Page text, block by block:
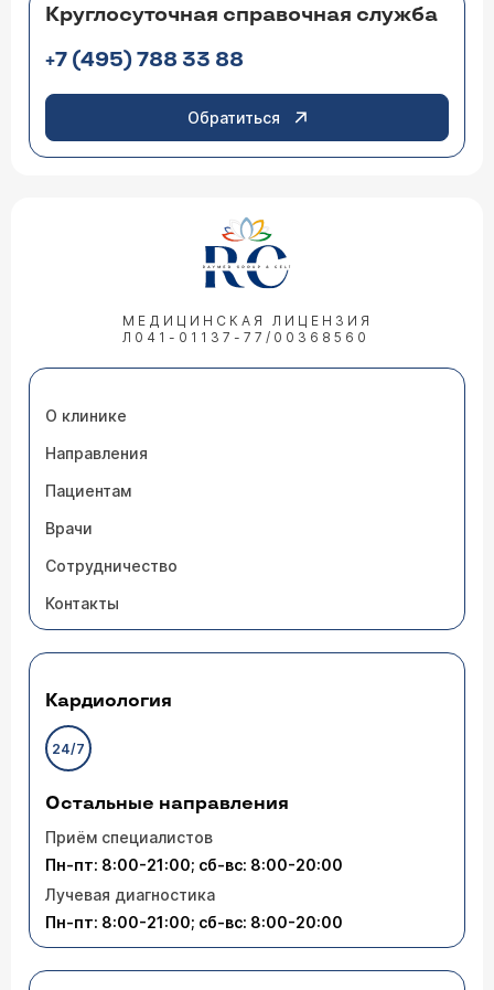
Круглосуточная справочная служба
+7 (495) 788 33 88
Обратиться
МЕДИЦИНСКАЯ ЛИЦЕНЗИЯ
Л041-01137-77/00368560
О клинике
Направления
Пациентам
Врачи
Сотрудничество
Контакты
Кардиология
24/7
Остальные направления
Приём специалистов
Пн-пт: 8:00-21:00; сб-вс: 8:00-20:00
Лучевая диагностика
Пн-пт: 8:00-21:00; сб-вс: 8:00-20:00